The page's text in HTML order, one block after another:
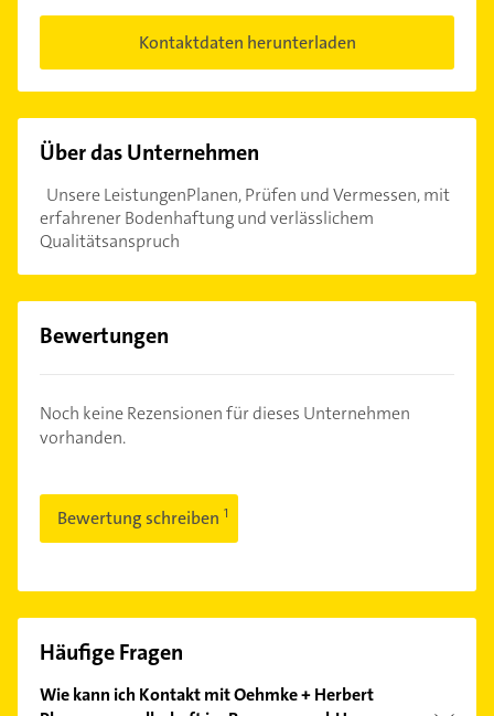
Kontaktdaten herunterladen
Über das Unternehmen
Unsere LeistungenPlanen, Prüfen und Vermessen, mit
erfahrener Bodenhaftung und verlässlichem
Qualitätsanspruch
Bewertungen
Noch keine Rezensionen für dieses Unternehmen
vorhanden.
Bewertung schreiben
Häufige Fragen
Wie kann ich Kontakt mit Oehmke + Herbert